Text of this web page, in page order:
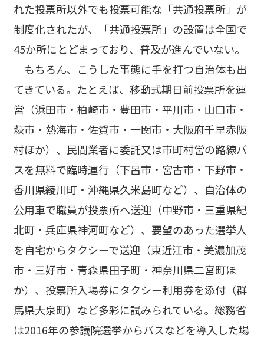
れた投票所以外でも投票可能な「共通投票所」が
制度化されたが、「共通投票所」の設置は全国で
45か所にとどまっており、普及が進んでいない。
もちろん、こうした事態に手を打つ自治体も出
てきている。たとえば、移動式期日前投票所を運
営（浜田市・柏崎市・豊田市・平川市・山口市・
萩市・熱海市・佐賀市・一関市・大阪府千早赤阪
村ほか）、民間業者に委託又は市町村営の路線バ
スを無料で臨時運行（下呂市・宮古市・下野市・
香川県綾川町・沖縄県久米島町など）、自治体の
公用車で職員が投票所へ送迎（中野市・三重県紀
北町・兵庫県神河町など）、要望のあった選挙人
を自宅からタクシーで送迎（東近江市・美濃加茂
市・三好市・青森県田子町・神奈川県二宮町ほ
か）、投票所入場券にタクシー利用券を添付（群
馬県大泉町）など多彩に試みられている。総務省
は2016年の参議院選挙からバスなどを導入した場